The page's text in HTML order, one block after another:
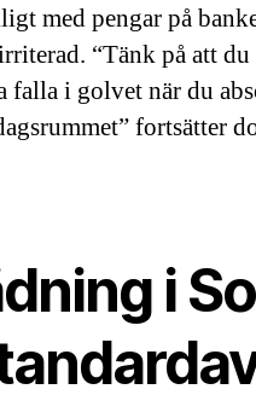
med pengar på
“Tänk på att
i golvet när du
fortsätter
i